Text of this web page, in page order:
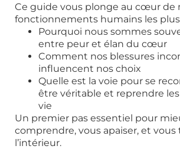
Ce guide vous plonge au cœur de
fonctionnements humains les
Pourquoi nous sommes
entre peur et élan du cœur
Comment nos blessures
influencent nos choix
Quelle est la voie pour se
être véritable et reprendre les
vie
Un premier pas essentiel pour
comprendre, vous apaiser, et vous
l’intérieur.